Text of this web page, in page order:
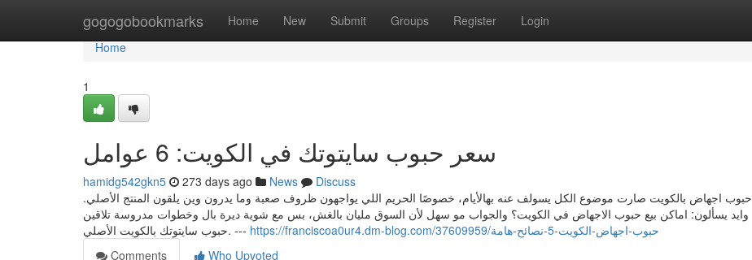
gogogobookmarks Home New Submit Groups Register Login
Home
Home
1
سعر حبوب سايتوتك في الكويت: 6 عوامل
hamidg542gkn5 273 days ago News
Discuss
حبوب اجهاض بالكويت صارت موضوع الكل يسولف عنه بهالأيام، خصوصًا الحريم اللي يواجهون ظروف صعبة وما يدرون وين يلقون المنتج الأصلي.
وايد يسألون: اماكن بيع حبوب الاجهاض في الكويت؟ والجواب مو سهل لأن السوق مليان بالغش، بس مع شوية ديرة بال وخطوات مدروسة تلاقين
حبوب سايتوتك بالكويت الأصلي. ---
https://franciscoa0ur4.dm-blog.com/37609959/حبوب-اجهاض-الكويت-5-نصائح-هامة
Comments
Who Upvoted